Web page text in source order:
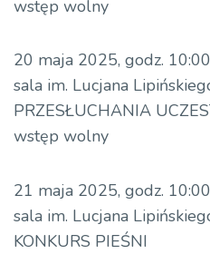
wstęp wolny
20 maja 2025, godz.
sala im. Lucjana
PRZESŁUCHANIA
wstęp wolny
21 maja 2025, godz.
sala im. Lucjana
KONKURS PIEŚNI